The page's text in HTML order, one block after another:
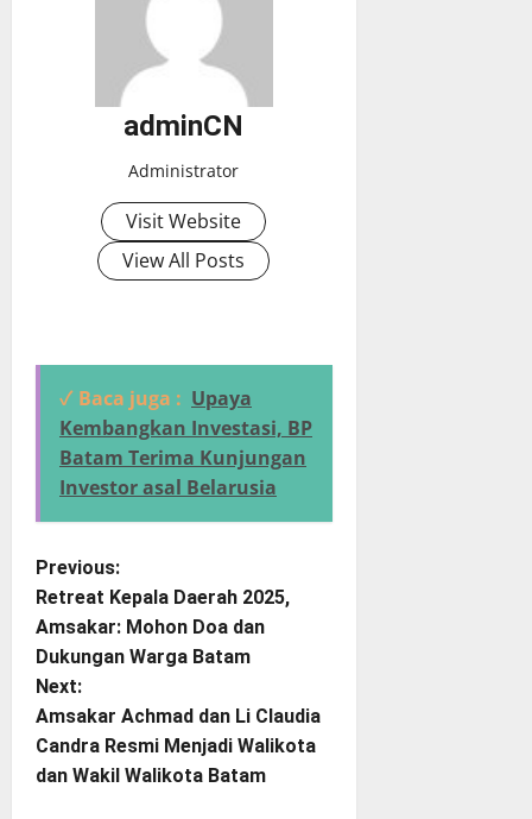
adminCN
Administrator
Visit Website
View All Posts
✓ Baca juga : Upaya
Kembangkan Investasi, BP
Batam Terima Kunjungan
Investor asal Belarusia
P
o
s
t
n
Previous:
Retreat Kepala Daerah 2025,
Amsakar: Mohon Doa dan
Dukungan Warga Batam
Next:
Amsakar Achmad dan Li Claudia
Candra Resmi Menjadi Walikota
dan Wakil Walikota Batam